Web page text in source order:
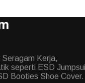
Seragam Kerja,
seperti ESD
Booties Shoe Cover.